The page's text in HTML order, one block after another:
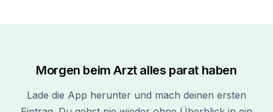
Morgen beim Arzt alles parat haben
Lade die App herunter und mach deinen ersten